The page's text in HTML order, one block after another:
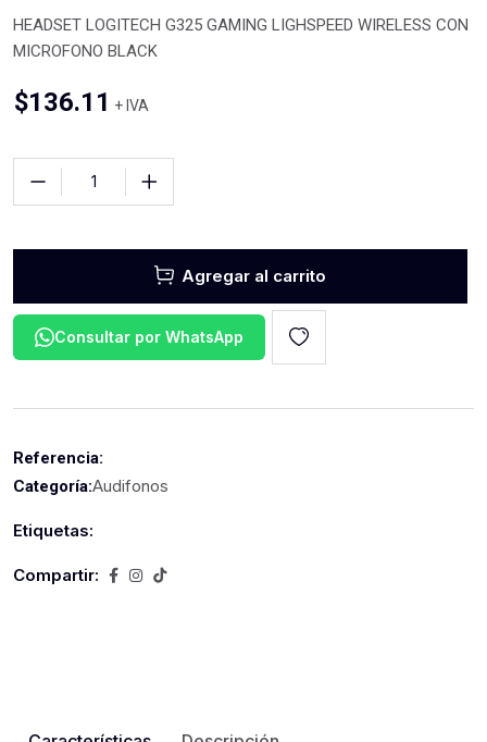
HEADSET LOGITECH G325 GAMING LIGHSPEED WIRELESS CON
MICROFONO BLACK
$136.11 + IVA
Agregar al carrito
Consultar por WhatsApp
Referencia:
Categoría:Audifonos
Etiquetas:
Compartir: